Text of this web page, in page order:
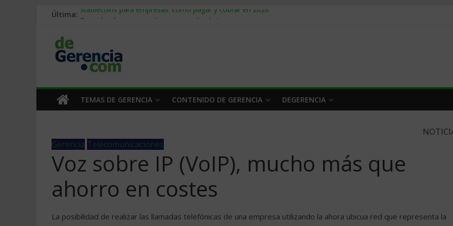
Última: Stablecoins para empresas: cómo pagar y cobrar en 2026
Trabajo forzoso en la cadena de suministro: qué hacer
Mercado hispano de EE. UU.: cómo segmentarlo y venderle
TEMAS DE GERENCIA CONTENIDO DE GERENCIA DEGERENCIA
Gerencia Telecomunicaciones
Voz sobre IP (VoIP), mucho más que
ahorro en costes
La posibilidad de realizar las llamadas telefónicas de una empresa utilizando la ahora ubicua red que representa la